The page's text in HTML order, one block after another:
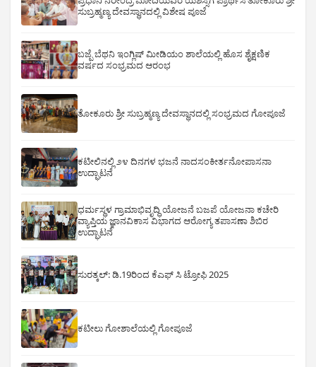
ಸುಬ್ರಹ್ಮಣ್ಯ ದೇವಸ್ಥಾನದಲ್ಲಿ ವಿಶೇಷ ಪೂಜೆ
ಬಜ್ಪೆ ಬೆಥನಿ ಇಂಗ್ಲಿಷ್ ಮೀಡಿಯಂ ಶಾಲೆಯಲ್ಲಿ ಹೊಸ ಶೈಕ್ಷಣಿಕ
ವರ್ಷದ ಸಂಭ್ರಮದ ಆರಂಭ
ತೋಕೂರು ಶ್ರೀ ಸುಬ್ರಹ್ಮಣ್ಯ ದೇವಸ್ಥಾನದಲ್ಲಿ ಸಂಭ್ರಮದ ಗೋಪೂಜೆ
ಕಟೀಲಿನಲ್ಲಿ ೨೪ ದಿನಗಳ ಭಜನೆ ನಾದಸಂಕೀರ್ತನೋಪಾಸನಾ
ಉದ್ಘಾಟನೆ
ಧರ್ಮಸ್ಥಳ ಗ್ರಾಮಾಭಿವೃದ್ಧಿ ಯೋಜನೆ ಬಜಪೆ ಯೋಜನಾ ಕಚೇರಿ
ವ್ಯಾಪ್ತಿಯ ಜ್ಞಾನವಿಕಾಸ ವಿಭಾಗದ ಆರೋಗ್ಯ ತಪಾಸಣಾ ಶಿಬಿರ
ಉದ್ಘಾಟನೆ
ಸುರತ್ಕಲ್: ಡಿ‌.19ರಿಂದ ಕೆಎಫ್ ಸಿ ಟ್ರೋಫಿ 2025
ಕಟೀಲು ಗೋಶಾಲೆಯಲ್ಲಿ ಗೋಪೂಜೆ